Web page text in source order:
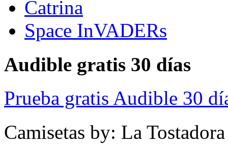
Catrina
Space InVADERs
Audible gratis 30 días
Prueba gratis Audible 30
Camisetas by: La Tostadora